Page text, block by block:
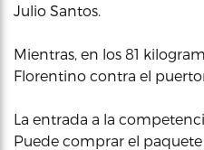
Julio Santos.
Mientras, en los 81
Florentino contra el
La entrada a la
Puede comprar el